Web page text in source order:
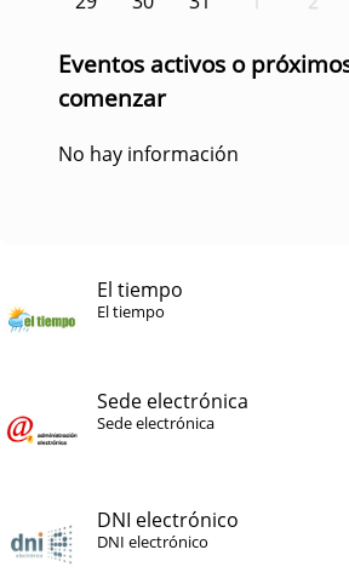
Eventos activos o
comenzar
No hay información
El tiempo
El tiempo
Sede electrónica
Sede electrónica
DNI electrónico
DNI electrónico